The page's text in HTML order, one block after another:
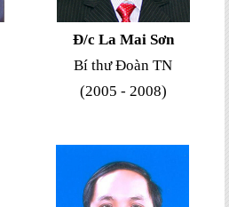
Đ/c La Mai Sơn
Bí thư Đoàn TN
(2005 - 2008)